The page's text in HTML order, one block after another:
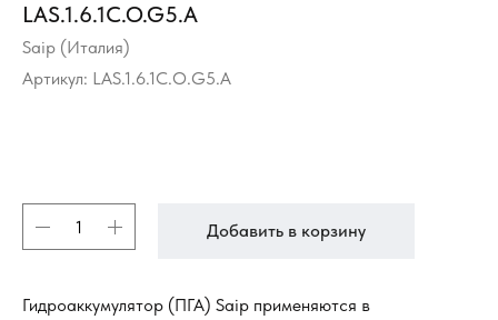
LAS.1.6.1C.O.G5.A
Saip (Италия)
Артикул: LAS.1.6.1C.O.G5.A
Добавить в корзину
Гидроаккумулятор (ПГА) Saip применяются в